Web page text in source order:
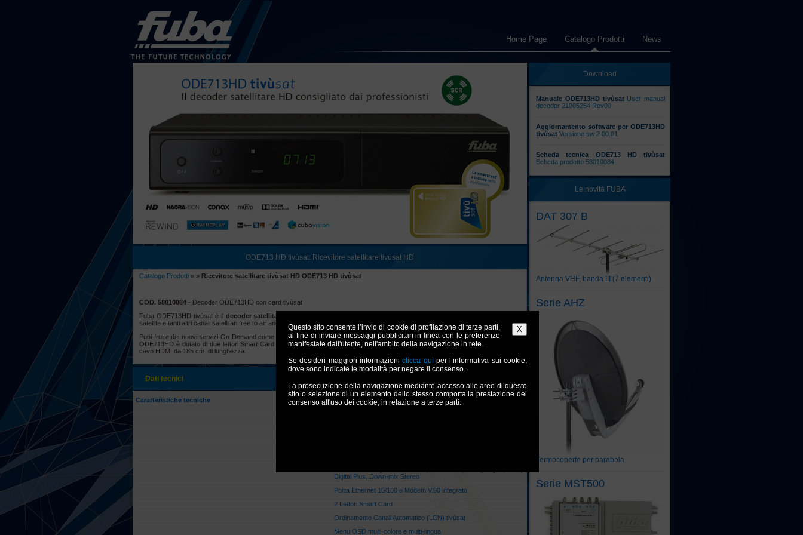
Questo sito consente l’invio di cookie di profilazione di terze parti,
al fine di inviare messaggi pubblicitari in linea con le preferenze
manifestate dall'utente, nell'ambito della navigazione in rete.
Se desideri maggiori informazioniclicca qui per l’informativa sui cookie,
dove sono indicate le modalità per negare il consenso.
La prosecuzione della navigazione mediante accesso alle aree di questo
sito o selezione di un elemento dello stesso comporta la prestazione del
consenso all'uso dei cookie, in relazione a terze parti.
News
Catalogo Prodotti
Home Page
Download
Manuale ODE713HD tivùsatUser manual
decoder 21005254 Rev00
Aggiornamento software per ODE713HD
tivùsat Versione sw 2.00.01
Scheda tecnica ODE713 HD tivùsat
Scheda prodotto 58010084
Le novità FUBA
DAT 307 B
Antenna VHF, banda III (7 elementi)
Serie AHZ
Termocoperte per parabola
Serie MST500
ODE713 HD tivùsat: Ricevitore satellitare tivùsat HD
Catalogo Prodotti » » Ricevitore satellitare tivùsat HD ODE713 HD tivùsat
COD. 58010084 - Decoder ODE713HD con card tivùsat
Fuba ODE713HD tivùsat è il decoder satellitare
satellite e tanti altri canali satellitari free to air anche in alta definizione (
).
Puoi fruire dei nuovi servizi On Demand come Mediaset Rewind, Rai Replay, Rai Sport, La7 On Demand e Cubo Vision. Il decoder
ODE713HD è dotato di due lettori Smart Card ed include nella confezione la nuova smart card tivùsat HD senza scadenza ed un
cavo HDMI da 185 cm. di lunghezza.
Dati tecnici
Caratteristiche tecniche
Ricevitore digitale satellitare DVB-S/S2 interattivo ad alta
definizione (HD)
Digital Plus, Down-mix Stereo
Porta Ethernet 10/100 e Modem V.90 integrato
2 Lettori Smart Card
Ordinamento Canali Automatico (LCN) tivùsat
Menu OSD multi-colore e multi-lingua